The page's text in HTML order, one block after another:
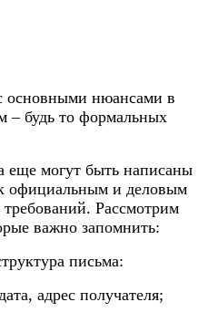
основными нюансами в
– будь то формальных
еще могут быть написаны
официальным и деловым
требований. Рассмотрим
важно запомнить:
письма:
адрес получателя;